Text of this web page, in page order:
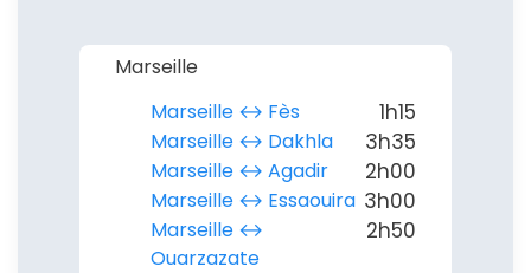
Marseille
Marseille ↔︎ Fès
1h15
Marseille ↔︎ Dakhla 3h35
Marseille ↔︎ Agadir 2h00
Marseille ↔︎ Essaouira 3h00
Marseille ↔︎
Ouarzazate
2h50